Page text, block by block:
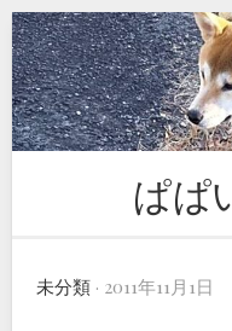
Skip
to
content
ぱぱ
未分類 · 2011年11月1日